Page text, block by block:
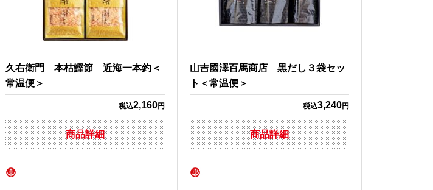
久右衛門 本枯鰹節 近海一本釣＜
常温便＞
税込2,160円
商品詳細
山吉國澤百馬商店 黒だし３袋セッ
ト＜常温便＞
税込3,240円
商品詳細